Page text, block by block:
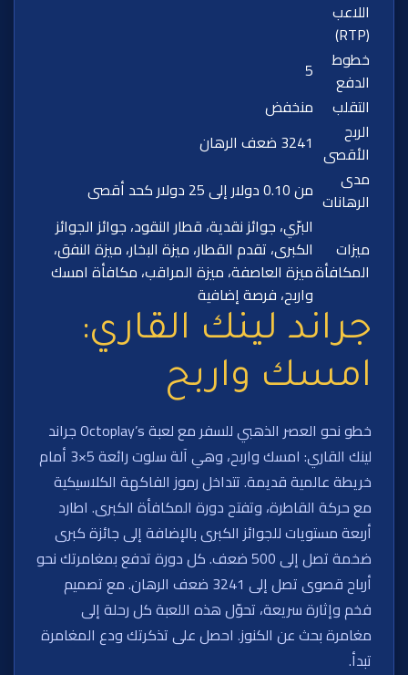
اللاعب
(RTP)
خطوط
الدفع
5
التقلب
منخفض
الربح
الأقصى 3241 ضعف الرهان
مدى
الرهانات من 0.10 دولار إلى 25 دولار كحد أقصى
ميزات
المكافأة
البرّي، جوائز نقدية، قطار النقود، جوائز الجوائز
الكبرى، تقدم القطار، ميزة البخار، ميزة النفق،
ميزة العاصفة، ميزة المراقب، مكافأة امسك
واربح، فرصة إضافية
جراند لينك القاري:
امسك واربح
خطو نحو العصر الذهبي للسفر مع لعبة Octoplay’s جراند
لينك القاري: امسك واربح، وهي آلة سلوت رائعة 5×3 أمام
خريطة عالمية قديمة. تتداخل رموز الفاكهة الكلاسيكية
مع حركة القاطرة، وتفتح دورة المكافأة الكبرى. اطارد
أربعة مستويات للجوائز الكبرى بالإضافة إلى جائزة كبرى
ضخمة تصل إلى 500 ضعف. كل دورة تدفع بمغامرتك نحو
أرباح قصوى تصل إلى 3241 ضعف الرهان. مع تصميم
فخم وإثارة سريعة، تحوّل هذه اللعبة كل رحلة إلى
مغامرة بحث عن الكنوز. احصل على تذكرتك ودع المغامرة
تبدأ.